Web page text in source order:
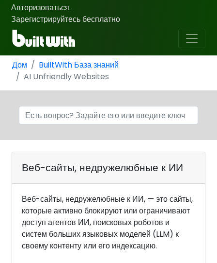
Авторизоваться ·
Зарегистрируйтесь бесплатно
Дом
BuiltWith База знаний
AI Unfriendly Websites
Веб-сайты, недружелюбные к ИИ
Веб-сайты, недружелюбные к ИИ, — это сайты,
которые активно блокируют или ограничивают
доступ агентов ИИ, поисковых роботов и
систем больших языковых моделей (LLM) к
своему контенту или его индексацию.